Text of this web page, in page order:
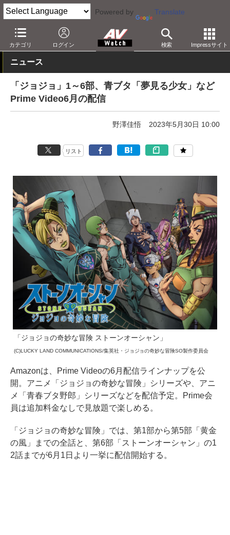
Powered by Translate
カテゴリ ログイン 検索 Impressサイト
AV Watch コンテンツ・サービス 映像配信 Amazonビデオ
ニュース
「ジョジョ」1～6部、青ブタ「夢見る少女」など
Prime Video6月の配信
野澤佳悟 2023年5月30日 10:00
リスト
「ジョジョの奇妙な冒険 ストーンオーシャン」
(C)LUCKY LAND COMMUNICATIONS/集英社・ジョジョの奇妙な冒険SO製作委員会
Amazonは、Prime Videoの6月配信ラインナップを公
開。アニメ「ジョジョの奇妙な冒険」シリーズや、アニ
メ「青春ブタ野郎」シリーズなどを配信予定。Prime会
員は追加料金なしで見放題で楽しめる。
「ジョジョの奇妙な冒険」では、第1部から第5部「黄金
の風」までの全話と、第6部「ストーンオーシャン」の1
2話までが6月1日より一挙に配信開始する。